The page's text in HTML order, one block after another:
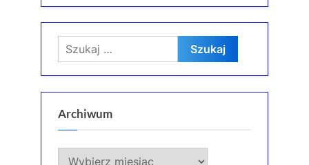
Szukaj:
Archiwum
Archiwum